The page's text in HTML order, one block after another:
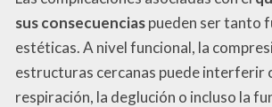
sus consecuenciaspueden ser tanto
estéticas. A nivel funcional, la
estructuras cercanas puede interferir
respiración, la deglución o incluso la